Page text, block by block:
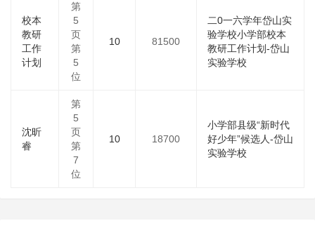
校本
教研
工作
计划
第
5
页
第
5
位
10 81500
二0一六学年岱山实
验学校小学部校本
教研工作计划-岱山
实验学校
沈昕
睿
第
5
页
第
7
位
10 18700
小学部县级“新时代
好少年”候选人-岱山
实验学校